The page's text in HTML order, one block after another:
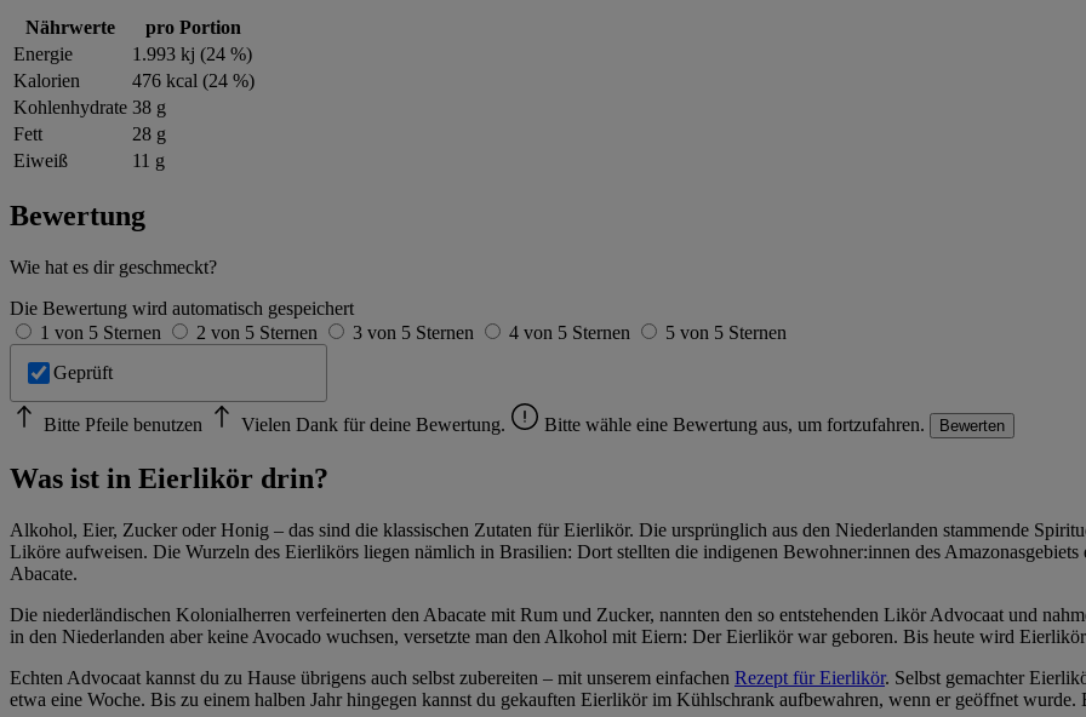
Nährwerte
pro Portion
Energie
1.993 kj (24 %)
Kalorien
476 kcal (24 %)
Kohlenhydrate 38 g
Fett
28 g
Eiweiß
11 g
Bewertung
Wie hat es dir geschmeckt?
Die Bewertung wird automatisch gespeichert
1 von 5 Sternen
2 von 5 Sternen 3 von 5 Sternen 4 von 5 Sternen
5 von 5 Sternen
Geprüft
Bitte Pfeile benutzen Vielen Dank für deine Bewertung. Bitte wähle eine Bewertung aus, um fortzufahren. Bewerten
Was ist in Eierlikör drin?
Alkohol, Eier, Zucker oder Honig – das sind die klassischen Zutaten für Eierlikör. Die ursprünglich aus den Niederlanden stammende
Liköre aufweisen. Die Wurzeln des Eierlikörs liegen nämlich in Brasilien: Dort stellten die indigenen Bewohner:innen des
Abacate.
Die niederländischen Kolonialherren verfeinerten den Abacate mit Rum und Zucker, nannten den so entstehenden Likör Advocaat und
in den Niederlanden aber keine Avocado wuchsen, versetzte man den Alkohol mit Eiern: Der Eierlikör war geboren. Bis heute wird
Echten Advocaat kannst du zu Hause übrigens auch selbst zubereiten – mit unserem einfachen Rezept für Eierlikör. Selbst gemachter
etwa eine Woche. Bis zu einem halben Jahr hingegen kannst du gekauften Eierlikör im Kühlschrank aufbewahren, wenn er geöffnet wurde.